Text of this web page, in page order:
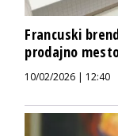
Francuski
prodajno
10/02/2026 | 12:40